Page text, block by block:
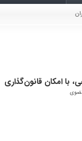
من یا سایر مسئولان نیست
باد
با امکان قانون‌گذاری